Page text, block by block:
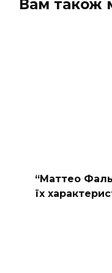
Вам також
“Маттео
їх